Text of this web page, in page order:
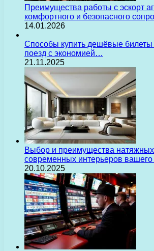
Преимущества работы с эскорт
комфортного и безопасного
14.01.2026
Способы купить дешёвые билеты
поезд с экономией…
21.11.2025
Выбор и преимущества натяжных
современных интерьеров
20.10.2025